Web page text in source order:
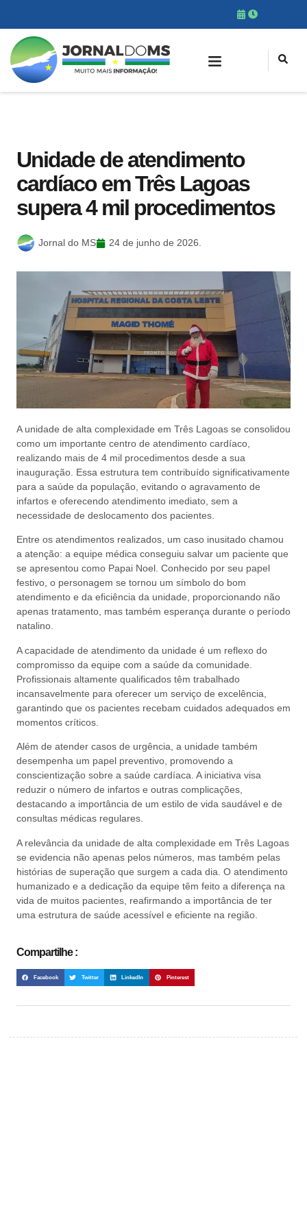
Unidade de atendimento
cardíaco em Três Lagoas
supera 4 mil procedimentos
Jornal do MS 24 de junho de 2026.
A unidade de alta complexidade em Três Lagoas se consolidou
como um importante centro de atendimento cardíaco,
realizando mais de 4 mil procedimentos desde a sua
inauguração. Essa estrutura tem contribuído significativamente
para a saúde da população, evitando o agravamento de
infartos e oferecendo atendimento imediato, sem a
necessidade de deslocamento dos pacientes.
Entre os atendimentos realizados, um caso inusitado chamou
a atenção: a equipe médica conseguiu salvar um paciente que
se apresentou como Papai Noel. Conhecido por seu papel
festivo, o personagem se tornou um símbolo do bom
atendimento e da eficiência da unidade, proporcionando não
apenas tratamento, mas também esperança durante o período
natalino.
A capacidade de atendimento da unidade é um reflexo do
compromisso da equipe com a saúde da comunidade.
Profissionais altamente qualificados têm trabalhado
incansavelmente para oferecer um serviço de excelência,
garantindo que os pacientes recebam cuidados adequados em
momentos críticos.
Além de atender casos de urgência, a unidade também
desempenha um papel preventivo, promovendo a
conscientização sobre a saúde cardíaca. A iniciativa visa
reduzir o número de infartos e outras complicações,
destacando a importância de um estilo de vida saudável e de
consultas médicas regulares.
A relevância da unidade de alta complexidade em Três Lagoas
se evidencia não apenas pelos números, mas também pelas
histórias de superação que surgem a cada dia. O atendimento
humanizado e a dedicação da equipe têm feito a diferença na
vida de muitos pacientes, reafirmando a importância de ter
uma estrutura de saúde acessível e eficiente na região.
Compartilhe :
Facebook Twitter LinkedIn Pinterest